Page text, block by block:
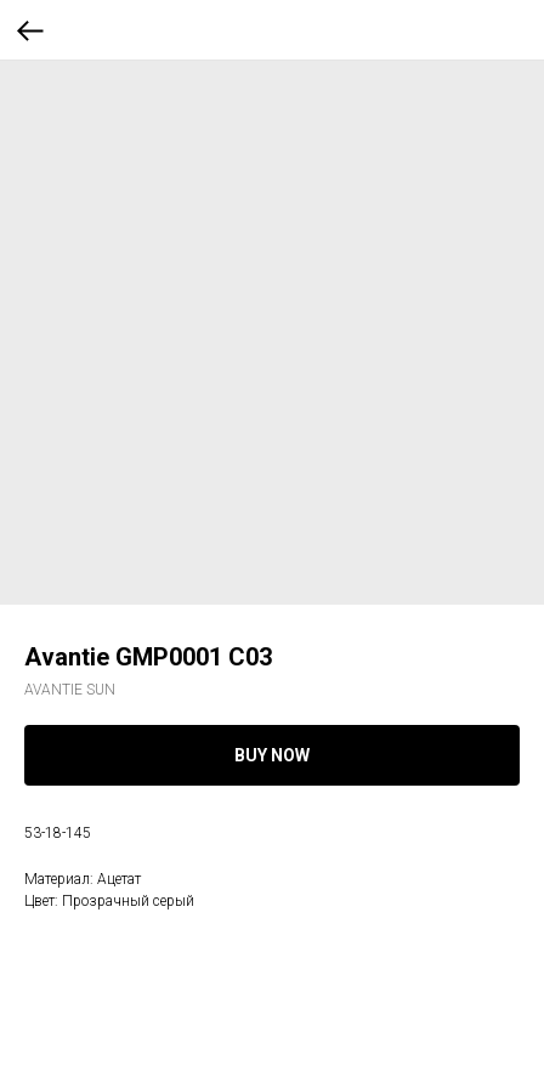
Avantie GMP0001 C03
AVANTIE SUN
BUY NOW
53-18-145
Материал: Ацетат
Цвет: Прозрачный серый